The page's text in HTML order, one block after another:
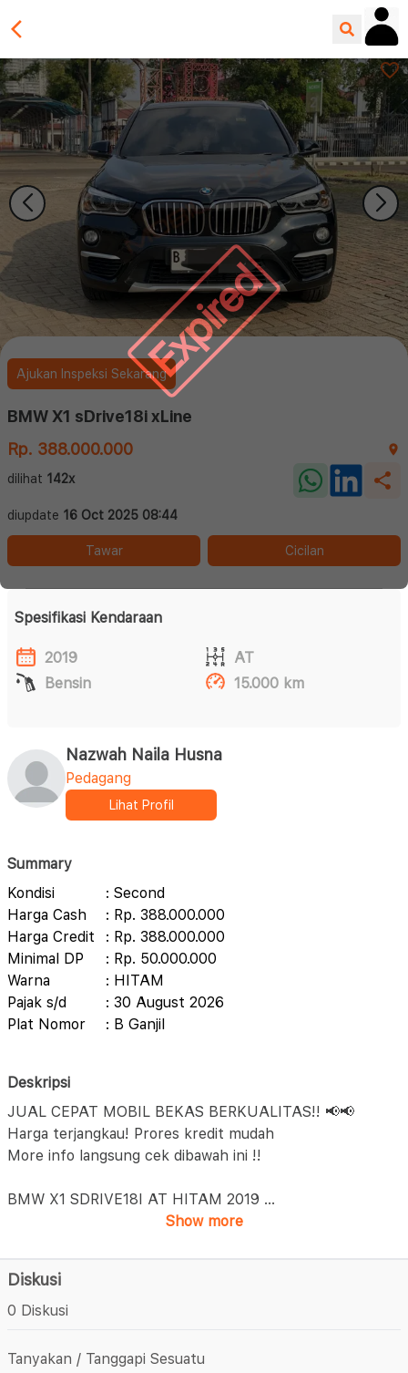
Expired
Ajukan Inspeksi Sekarang
BMW X1 sDrive18i xLine
Rp. 388.000.000
dilihat 142x
diupdate 16 Oct 2025 08:44
Tawar Cicilan
Spesifikasi Kendaraan
2019
AT
Bensin
15.000 km
Nazwah Naila Husna
Pedagang
Lihat Profil
Summary
Kondisi
: Second
Harga Cash
: Rp. 388.000.000
Harga Credit
: Rp. 388.000.000
Minimal DP
: Rp. 50.000.000
Warna
: HITAM
Pajak s/d
: 30 August 2026
Plat Nomor
: B Ganjil
Deskripsi
JUAL CEPAT MOBIL BEKAS BERKUALITAS!! 📢📢
Harga terjangkau! Prores kredit mudah
More info langsung cek dibawah ini !!
BMW X1 SDRIVE18I AT HITAM 2019 ...
Show more
Diskusi
0 Diskusi
Tanyakan / Tanggapi Sesuatu